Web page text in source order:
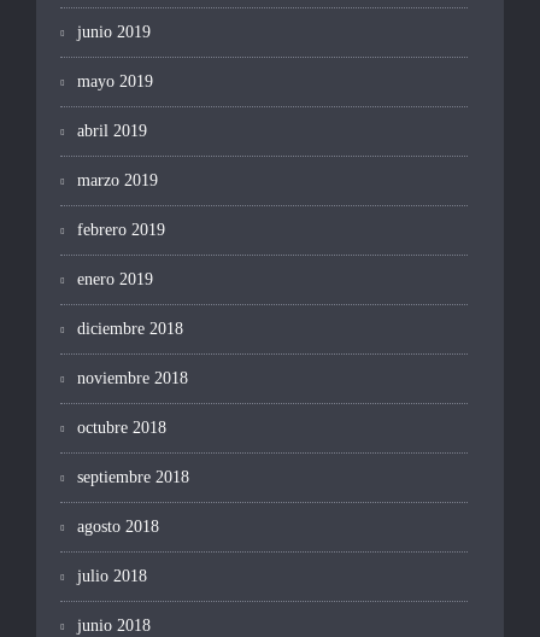
junio 2019
mayo 2019
abril 2019
marzo 2019
febrero 2019
enero 2019
diciembre 2018
noviembre 2018
octubre 2018
septiembre 2018
agosto 2018
julio 2018
junio 2018